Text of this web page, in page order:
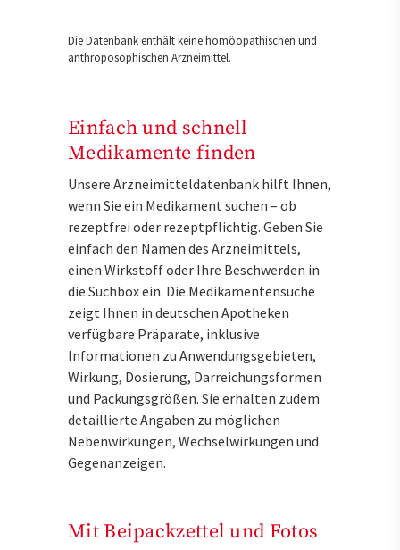
Die Datenbank enthält keine homöopathischen und
anthroposophischen Arzneimittel.
Einfach und schnell
Medikamente finden
Unsere Arzneimitteldatenbank hilft Ihnen,
wenn Sie ein Medikament suchen – ob
rezeptfrei oder rezeptpflichtig. Geben Sie
einfach den Namen des Arzneimittels,
einen Wirkstoff oder Ihre Beschwerden in
die Suchbox ein. Die Medikamentensuche
zeigt Ihnen in deutschen Apotheken
verfügbare Präparate, inklusive
Informationen zu Anwendungsgebieten,
Wirkung, Dosierung, Darreichungsformen
und Packungsgrößen. Sie erhalten zudem
detaillierte Angaben zu möglichen
Nebenwirkungen, Wechselwirkungen und
Gegenanzeigen.
Mit Beipackzettel und Fotos